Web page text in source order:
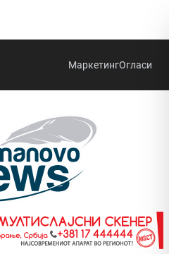
МаркетингОгласи